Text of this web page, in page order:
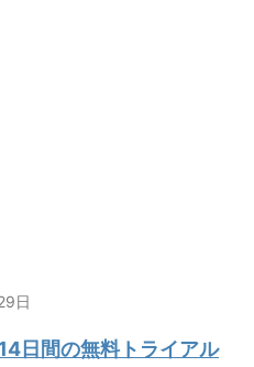
日
14日間の無料トライアル